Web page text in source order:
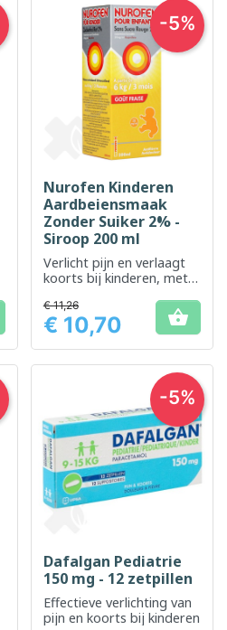
Nurofen Kinderen
Aardbeiensmaak
Zonder Suiker 2% -
Siroop 200 ml
Verlicht pijn en verlaagt
koorts bij kinderen, met
aardbeiensmaak.
Prijs
€ 11,26
€ 10,70 
-5%
Dafalgan Pediatrie
150 mg - 12 zetpillen
Effectieve verlichting van
pijn en koorts bij kinderen
-5%